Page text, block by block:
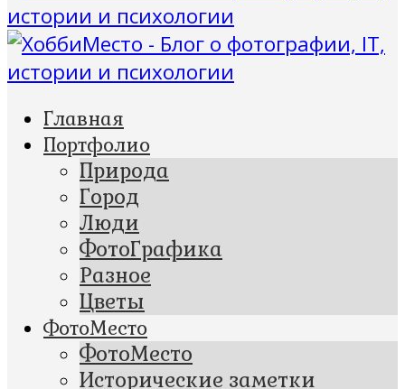
Главная
Портфолио
Природа
Город
Люди
ФотоГрафика
Разное
Цветы
ФотоМесто
ФотоМесто
Исторические заметки